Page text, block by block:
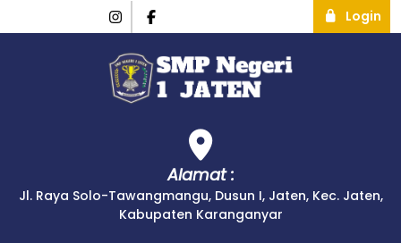
Login
Alamat :
Jl. Raya Solo-Tawangmangu, Dusun I, Jaten, Kec. Jaten,
Kabupaten Karanganyar